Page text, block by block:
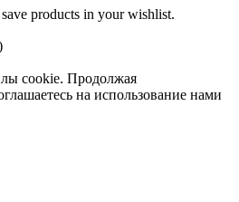
products in your wishlist.
cookie. Продолжая
на использование нами